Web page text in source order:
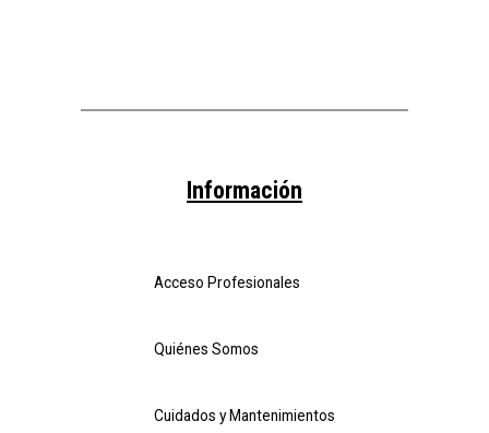
Información
Acceso Profesionales
Quiénes Somos
Cuidados y Mantenimientos